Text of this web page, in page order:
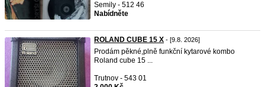
Semily - 512 46
Nabídněte
ROLAND CUBE 15 X - [9.8. 2026]
Prodám pěkné,plně funkční kytarové kombo
Roland cube 15 ...
Trutnov - 543 01